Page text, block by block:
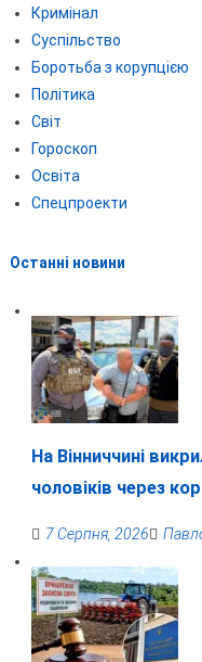
Кримінал
Суспільство
Боротьба з корупцією
Політика
Світ
Гороскоп
Освіта
Спецпроекти
Останні новини
На Вінниччині
чоловіків через
7 Серпня, 2026